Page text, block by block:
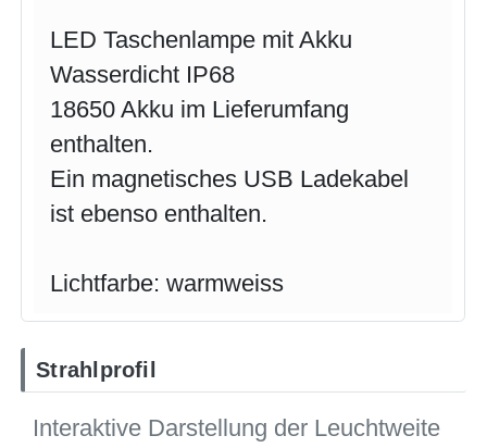
LED Taschenlampe mit Akku
Wasserdicht IP68
18650 Akku im Lieferumfang
enthalten.
Ein magnetisches USB Ladekabel
ist ebenso enthalten.
Lichtfarbe: warmweiss
Strahlprofil
Interaktive Darstellung der Leuchtweite